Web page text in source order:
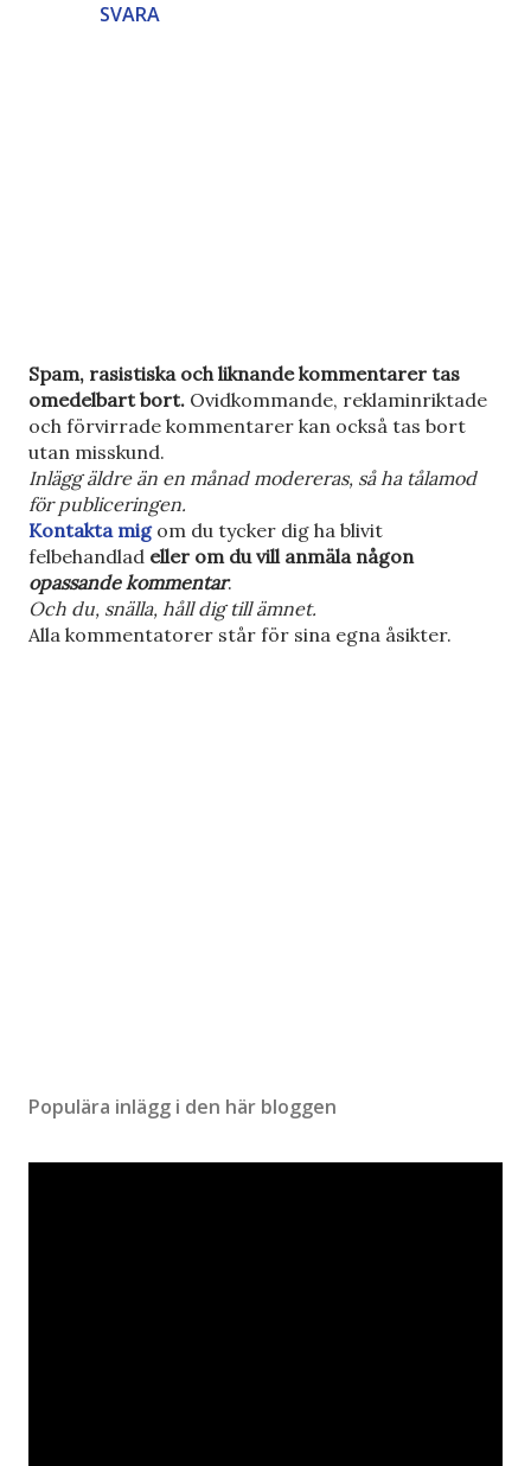
SVARA
S
k
i
c
k
a
e
n
k
o
m
Spam, rasistiska och liknande kommentarer tas
omedelbart bort. Ovidkommande, reklaminriktade
och förvirrade kommentarer kan också tas bort
utan misskund.
Inlägg äldre än en månad modereras, så ha tålamod
för publiceringen.
Kontakta migom du tycker dig ha blivit
felbehandlad eller om du vill anmäla någon
opassande kommentar.
Och du, snälla, håll dig till ämnet.
Alla kommentatorer står för sina egna åsikter.
Populära inlägg i den här bloggen